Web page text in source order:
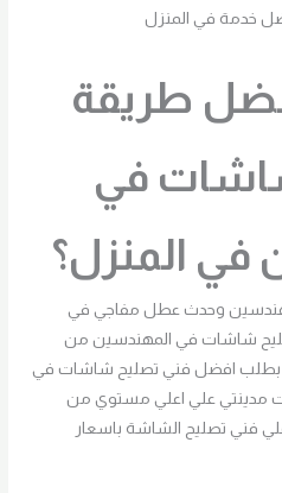
خدمة في المنزل
طريقة
في
في المنزل؟
وحدث عطل مفاجي في
شاشات في المهندسين من
افضل فني تصليح شاشات في
مدينتي علي اعلي مستوي من
فني تصليح الشاشة باسعار